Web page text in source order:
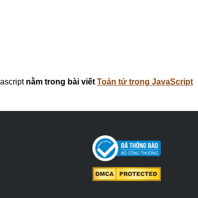
nằm trong bài viết Toán tử trong JavaScript